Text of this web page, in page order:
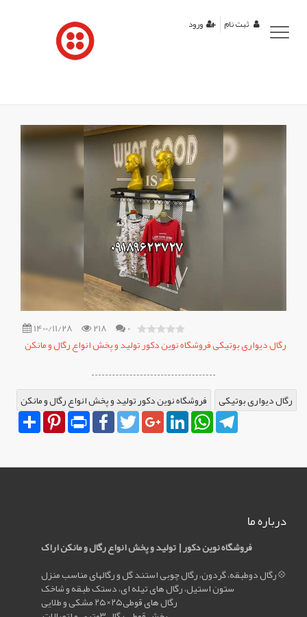
ثبت نام ورود
رگال
بوتیکی
فروشگاه
دکور
تولید
و
پخش
انواع
1400/11/28 218
0
رگال دیواری بوتیکی فروشگاه نوين دکور تولید و پخش انواع رگال و مانکن
رگال دیواری بوتیکی
فروشگاه نوين دکور تولید و پخش انواع رگال و مانکن
SharePinterest
Print Facebook
TwitterGoogle+LinkedInWhatsAppTelegram
درباره ما
فروشگاه نوين دکور | تولید و پخش انواع رگال و مانکن اراک
رگال دوطبقه، گردون، رگال چوبی استند گل و رگالهای مناسب منزل💠
ستون استیل، رگال های تیله ای، دستک طبقه و شاخک
رگال های قوطی۲۵×۲۵ مشکی و طلایی